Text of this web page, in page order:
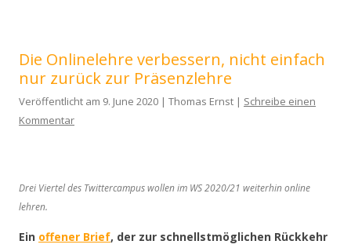
Die Onlinelehre verbessern, nicht einfach
nur zurück zur Präsenzlehre
Veröffentlicht am 9. June 2020 | Thomas Ernst | Schreibe einen
Kommentar
Drei Viertel des Twittercampus wollen im WS 2020/21 weiterhin online
lehren.
Ein offener Brief, der zur schnellstmöglichen Rückkehr